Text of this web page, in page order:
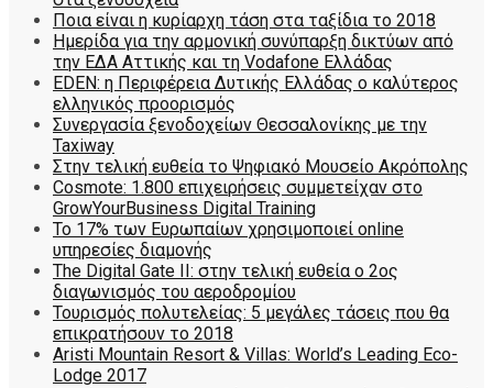
Ποια είναι η κυρίαρχη τάση στα ταξίδια το 2018
Ημερίδα για την αρμονική συνύπαρξη δικτύων από
την ΕΔΑ Αττικής και τη Vodafone Ελλάδας
EDEN: η Περιφέρεια Δυτικής Ελλάδας ο καλύτερος
ελληνικός προορισμός
Συνεργασία ξενοδοχείων Θεσσαλονίκης με την
Taxiway
Στην τελική ευθεία το Ψηφιακό Μουσείο Ακρόπολης
Cosmote: 1.800 επιχειρήσεις συμμετείχαν στο
GrowYourBusiness Digital Training
Το 17% των Ευρωπαίων χρησιμοποιεί online
υπηρεσίες διαμονής
The Digital Gate II: στην τελική ευθεία ο 2ος
διαγωνισμός του αεροδρομίου
Τουρισμός πολυτελείας: 5 μεγάλες τάσεις που θα
επικρατήσουν το 2018
Aristi Mountain Resort & Villas: World’s Leading Eco-
Lodge 2017